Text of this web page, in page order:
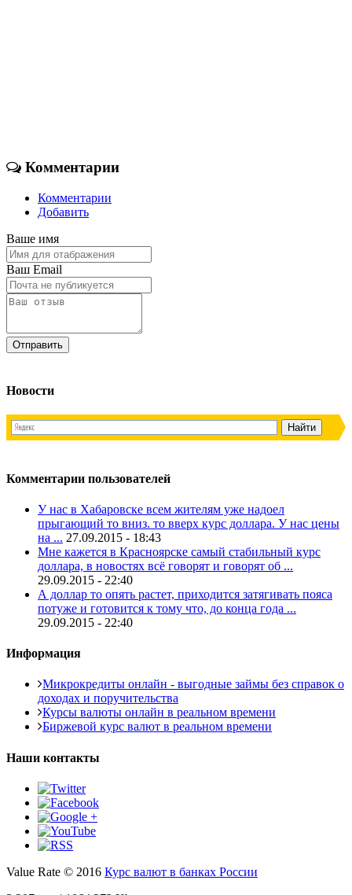
Комментарии
Комментарии
Добавить
Ваше имя
Ваш Email
Новости
Комментарии пользователей
У нас в Хабаровске всем жителям уже надоел
прыгающий то вниз. то вверх курс доллара. У нас цены
на ... 27.09.2015 - 18:43
Мне кажется в Красноярске самый стабильный курс
доллара, в новостях всё говорят и говорят об ...
29.09.2015 - 22:40
А доллар то опять растет, приходится затягивать пояса
потуже и готовится к тому что, до конца года ...
29.09.2015 - 22:40
Информация
Микрокредиты онлайн - выгодные займы без справок о
доходах и поручительства
Курсы валюты онлайн в реальном времени
Биржевой курс валют в реальном времени
Наши контакты
Value Rate © 2016 Курс валют в банках России